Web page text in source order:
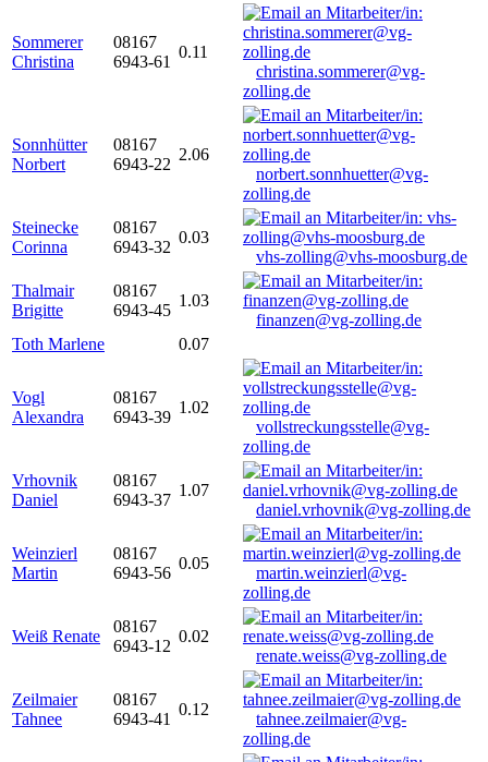
Sommerer
Christina
08167
6943-61
0.11
christina.sommerer@vg-
zolling.de
Sonnhütter
Norbert
08167
6943-22
2.06
norbert.sonnhuetter@vg-
zolling.de
Steinecke
Corinna
08167
6943-32
0.03
vhs-zolling@vhs-moosburg.de
Thalmair
Brigitte
08167
6943-45
1.03
finanzen@vg-zolling.de
Toth Marlene
0.07
Vogl
Alexandra
08167
6943-39
1.02
vollstreckungsstelle@vg-
zolling.de
Vrhovnik
Daniel
08167
6943-37
1.07
daniel.vrhovnik@vg-zolling.de
Weinzierl
Martin
08167
6943-56
0.05
martin.weinzierl@vg-
zolling.de
Weiß Renate
08167
6943-12
0.02
renate.weiss@vg-zolling.de
Zeilmaier
Tahnee
08167
6943-41
0.12
tahnee.zeilmaier@vg-
zolling.de